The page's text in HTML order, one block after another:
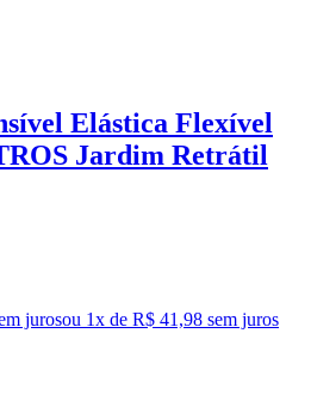
Elástica Flexível
Jardim Retrátil
jurosou 1x de R$ 41,98 sem juros